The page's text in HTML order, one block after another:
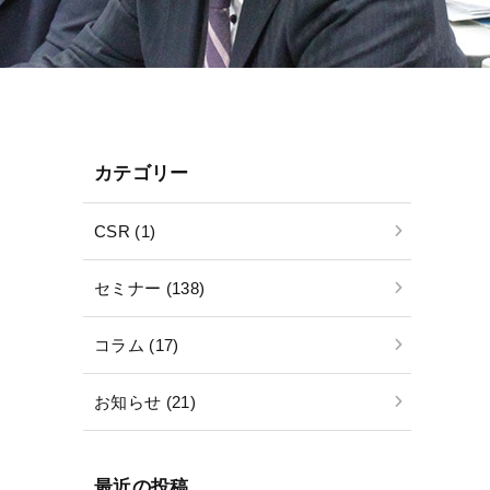
カテゴリー
CSR (1)
セミナー (138)
コラム (17)
お知らせ (21)